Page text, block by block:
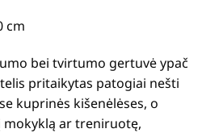
cm
bei tvirtumo gertuvė ypač
pritaikytas patogiai nešti
kuprinės kišenėlėses, o
ar treniruotę,